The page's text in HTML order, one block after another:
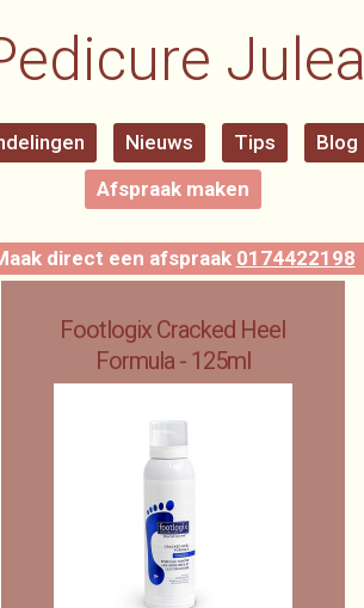
Julea
Nieuws Tips Blog
Afspraak maken
direct een afspraak 0174422198
Footlogix Cracked Heel
Formula - 125ml